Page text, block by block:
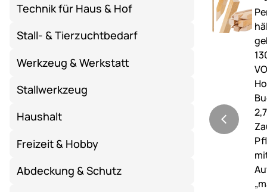
Technik für Haus & Hof
Stall- & Tierzuchtbedarf
Werkzeug & Werkstatt
Stallwerkzeug
Haushalt
Freizeit & Hobby
Abdeckung & Schutz